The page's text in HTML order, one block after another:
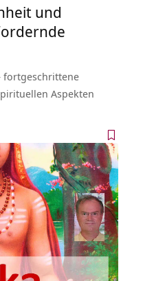
und
fortgeschrittene
Aspekten